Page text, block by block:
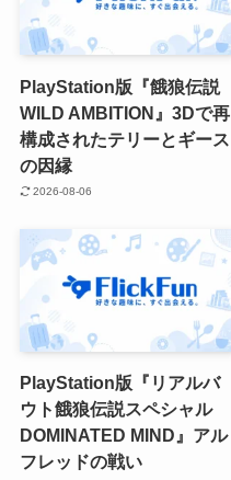
PlayStation版『餓狼伝説
WILD AMBITION』3Dで再
構成されたテリーとギース
の因縁
2026-08-06
PlayStation版『リアルバ
ウト餓狼伝説スペシャル
DOMINATED MIND』アル
フレッドの戦い